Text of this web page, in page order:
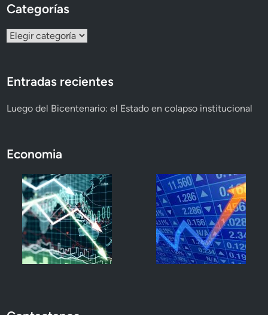
Categorías
Categorías
Entradas recientes
Luego del Bicentenario: el Estado en colapso institucional
Economia